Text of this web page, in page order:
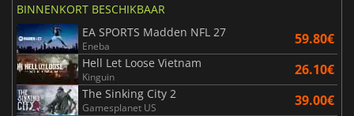
BINNENKORT BESCHIKBAAR
EA SPORTS Madden NFL 27
Eneba 59.80€
Hell Let Loose Vietnam
Kinguin 26.10€
The Sinking City 2
Gamesplanet US 39.00€